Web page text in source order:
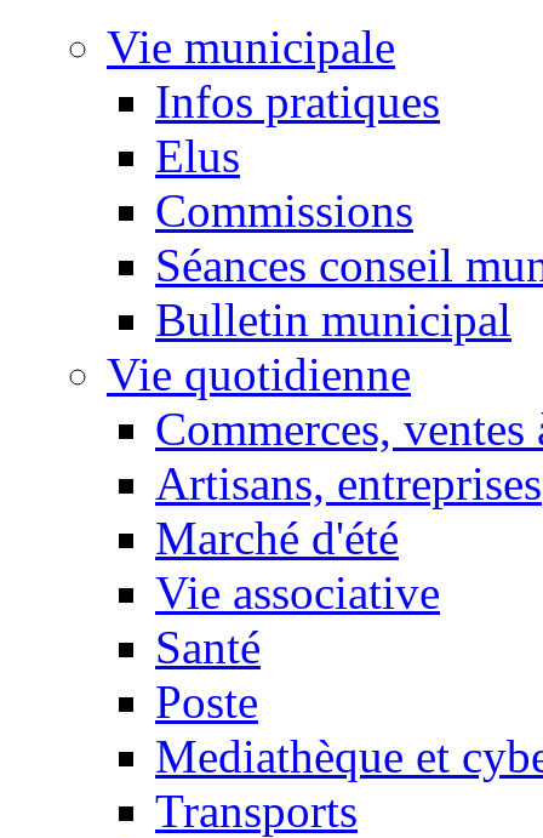
Vie municipale
Infos pratiques
Elus
Commissions
Séances conseil
Bulletin municipal
Vie quotidienne
Commerces, ventes
Artisans, entreprises
Marché d'été
Vie associative
Santé
Poste
Mediathèque et
Transports